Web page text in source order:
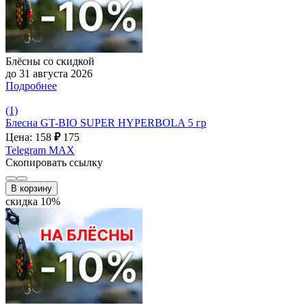
Блёсны со скидкой
до 31 августа 2026
Подробнее
(1)
Блесна GT-BIO SUPER HYPERBOLA 5 гр
Цена: 158 ₽ 175
Telegram MAX
Скопировать ссылку
В корзину
скидка 10%